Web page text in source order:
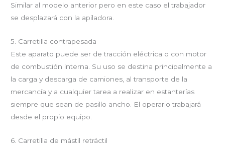
Similar al modelo anterior pero en este caso el trabajador
se desplazará con la apiladora.
5. Carretilla contrapesada
Este aparato puede ser de tracción eléctrica o con motor
de combustión interna. Su uso se destina principalmente a
la carga y descarga de camiones, al transporte de la
mercancía y a cualquier tarea a realizar en estanterías
siempre que sean de pasillo ancho. El operario trabajará
desde el propio equipo.
6. Carretilla de mástil retráctil